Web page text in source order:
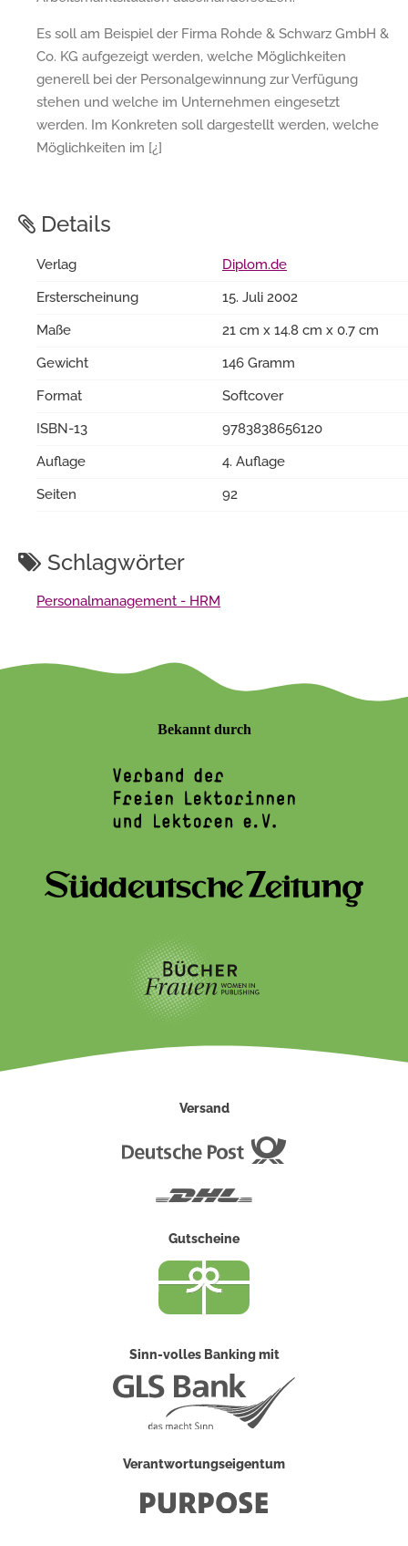
Es soll am Beispiel der Firma Rohde & Schwarz GmbH &
Co. KG aufgezeigt werden, welche Möglichkeiten
generell bei der Personalgewinnung zur Verfügung
stehen und welche im Unternehmen eingesetzt
werden. Im Konkreten soll dargestellt werden, welche
Möglichkeiten im [¿]
Details
Verlag
Diplom.de
Ersterscheinung
15. Juli 2002
Maße
21 cm x 14.8 cm x 0.7 cm
Gewicht
146 Gramm
Format
Softcover
ISBN-13
9783838656120
Auflage
4. Auflage
Seiten
92
Schlagwörter
Personalmanagement - HRM
Bekannt durch
Versand
Gutscheine
Sinn-volles Banking mit
Verantwortungseigentum